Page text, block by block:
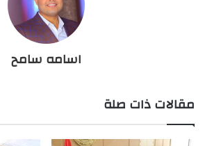
اسامه سامح
مقالات ذات صلة